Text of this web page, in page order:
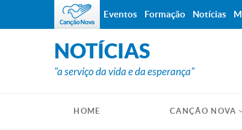
NOTÍCIAS
"a serviço da vida e da esperança"
HOME CANÇÃO NOVA
Eventos Formação Notícias